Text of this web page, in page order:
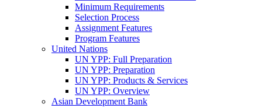
Minimum Requirements
Selection Process
Assignment Features
Program Features
United Nations
UN YPP: Full Preparation
UN YPP: Preparation
UN YPP: Products & Services
UN YPP: Overview
Asian Development Bank